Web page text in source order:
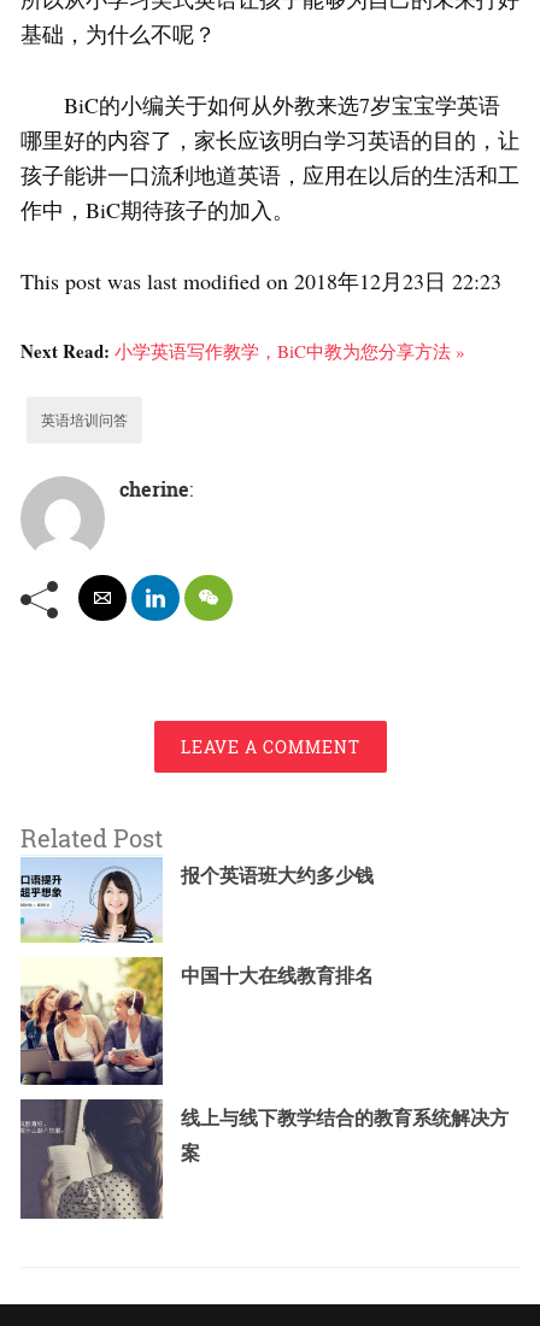
基础，为什么不呢？
BiC的小编关于如何从外教来选7岁宝宝学英语
哪里好的内容了，家长应该明白学习英语的目的，让
孩子能讲一口流利地道英语，应用在以后的生活和工
作中，BiC期待孩子的加入。
This post was last modified on 2018年12月23日 22:23
Next Read: 小学英语写作教学，BiC中教为您分享方法 »
英语培训问答
cherine:
LEAVE A COMMENT
Related Post
报个英语班大约多少钱
中国十大在线教育排名
线上与线下教学结合的教育系统解决方
案